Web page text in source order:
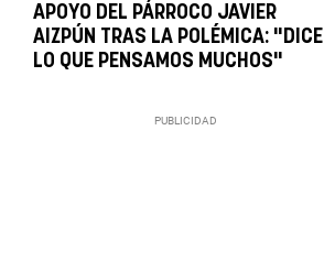
APOYO DEL PÁRROCO JAVIER
AIZPÚN TRAS LA POLÉMICA: "DICE
LO QUE PENSAMOS MUCHOS"